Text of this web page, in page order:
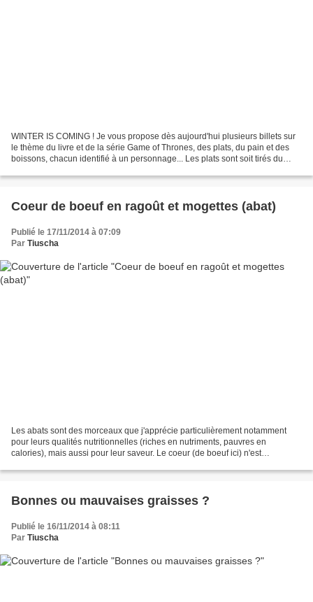
WINTER IS COMING ! Je vous propose dès aujourd'hui plusieurs billets sur
le thème du livre et de la série Game of Thrones, des plats, du pain et des
boissons, chacun identifié à un personnage... Les plats sont soit tirés du
Coeur de boeuf en ragoût et mogettes (abat)
Publié le 17/11/2014 à 07:09
Par Tiuscha
Les abats sont des morceaux que j'apprécie particulièrement notamment
pour leurs qualités nutritionnelles (riches en nutriments, pauvres en
calories), mais aussi pour leur saveur. Le coeur (de boeuf ici) n'est
Bonnes ou mauvaises graisses ?
Publié le 16/11/2014 à 08:11
Par Tiuscha